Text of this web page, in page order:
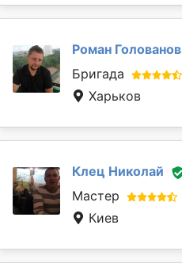
Роман Голованов
Бригада
Харьков
Клец Николай
Мастер
Киев